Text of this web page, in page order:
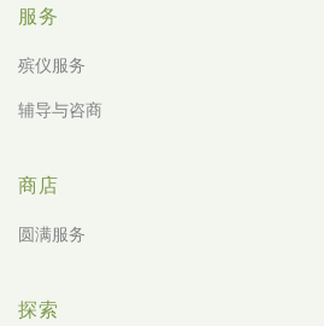
服务
殡仪服务
辅导与咨商
商店
圆满服务
探索